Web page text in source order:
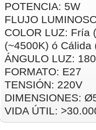
POTENCIA: 5W
FLUJO
COLOR LUZ: Fría
(~4500K) ó Cálida
ÁNGULO LUZ:
FORMATO: E27
TENSIÓN: 220V
DIMENSIONES:
VIDA ÚTIL: